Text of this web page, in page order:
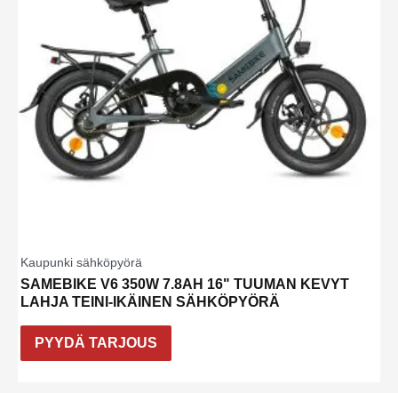
Kaupunki sähköpyörä
SAMEBIKE V6 350W 7.8AH 16" TUUMAN KEVYT
LAHJA TEINI-IKÄINEN SÄHKÖPYÖRÄ
PYYDÄ TARJOUS